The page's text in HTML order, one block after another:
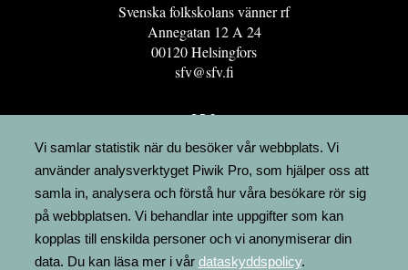
Svenska folkskolans vänner rf
Annegatan 12 A 24
00120 Helsingfors
sfv@sfv.fi
GRO
FÖRENINGSRESURSEN
MINNESRUNOR.FI
UPPSLAGSVERKET FINLAND
LÄGENHETER
FAKTURERING
Vi samlar statistik när du besöker vår webbplats. Vi
använder analysverktyget Piwik Pro, som hjälper oss att
samla in, analysera och förstå hur våra besökare rör sig
på webbplatsen. Vi behandlar inte uppgifter som kan
kopplas till enskilda personer och vi anonymiserar din
data. Du kan läsa mer i vår dataskyddspolicy.